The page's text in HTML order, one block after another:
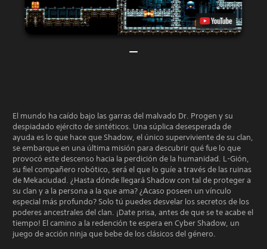
El mundo ha caído bajo las garras del malvado Dr. Progen y su
despiadado ejército de sintéticos. Una súplica desesperada de
ayuda es lo que hace que Shadow, el único superviviente de su clan,
se embarque en una última misión para descubrir qué fue lo que
provocó este descenso hacia la perdición de la humanidad. L-Gión,
su fiel compañero robótico, será el que lo guíe a través de las ruinas
de Mekaciudad. ¿Hasta dónde llegará Shadow con tal de proteger a
su clan y a la persona a la que ama? ¿Acaso poseen un vínculo
especial más profundo? Solo tú puedes desvelar los secretos de los
poderes ancestrales del clan. ¡Date prisa, antes de que se te acabe el
tiempo! El camino a la redención te espera en Cyber Shadow, un
juego de acción ninja que bebe de los clásicos del género.